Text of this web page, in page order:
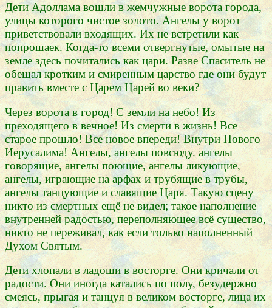
Дети Адоллама вошли в жемчужные ворота города,
улицы которого чистое золото. Ангелы у ворот
приветствовали входящих. Их не встретили как
попрошаек. Когда-то всеми отвергнутые, омытые на
земле здесь почитались как цари. Разве Спаситель не
обещал кротким и смиренным царство где они будут
править вместе с Царем Царей во веки?
Через ворота в город! С земли на небо! Из
преходящего в вечное! Из смерти в жизнь! Все
старое прошло! Все новое впереди! Внутри Нового
Иерусалима! Ангелы, ангелы повсюду. ангелы
говорящие, ангелы поющие, ангелы ликующие,
ангелы, играющие на арфах и трубящие в трубы,
ангелы танцующие и славящие Царя. Такую сцену
никто из смертных ещё не видел; такое наполнение
внутренней радостью, переполняющее всё существо,
никто не переживал, как если только наполненный
Духом Святым.
Дети хлопали в ладоши в восторге. Они кричали от
радости. Они иногда катались по полу, безудержно
смеясь, прыгая и танцуя в великом восторге, лица их